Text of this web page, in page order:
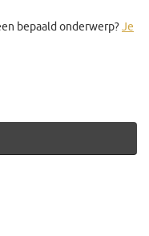
bepaald onderwerp?Je